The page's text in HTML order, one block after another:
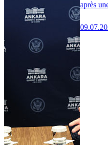
après